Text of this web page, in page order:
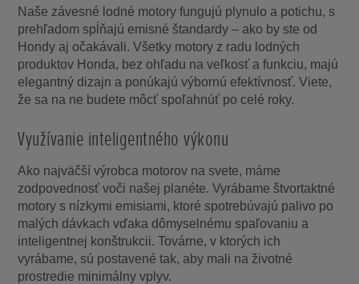
Naše závesné lodné motory fungujú plynulo a potichu, s
prehľadom spĺňajú emisné štandardy – ako by ste od
Hondy aj očakávali. Všetky motory z radu lodných
produktov Honda, bez ohľadu na veľkosť a funkciu, majú
elegantný dizajn a ponúkajú výbornú efektívnosť. Viete,
že sa na ne budete môcť spoľahnúť po celé roky.
Využívanie inteligentného výkonu
Ako najväčší výrobca motorov na svete, máme
zodpovednosť voči našej planéte. Vyrábame štvortaktné
motory s nízkymi emisiami, ktoré spotrebúvajú palivo po
malých dávkach vďaka dômyselnému spaľovaniu a
inteligentnej konštrukcii. Továrne, v ktorých ich
vyrábame, sú postavené tak, aby mali na životné
prostredie minimálny vplyv.